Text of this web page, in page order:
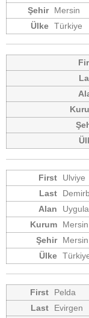
Mersin
Türkiye
Ulviye
Mersin
Pelda
Evirgen